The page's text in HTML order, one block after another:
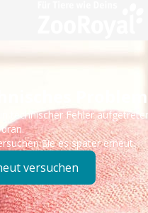
Problem
technischer Fehler
dran.
Sie es später erneut.
versuchen